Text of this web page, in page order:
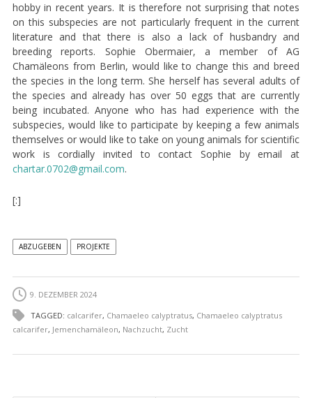
hobby in recent years. It is therefore not surprising that notes
on this subspecies are not particularly frequent in the current
literature and that there is also a lack of husbandry and
breeding reports. Sophie Obermaier, a member of AG
Chamäleons from Berlin, would like to change this and breed
the species in the long term. She herself has several adults of
the species and already has over 50 eggs that are currently
being incubated. Anyone who has had experience with the
subspecies, would like to participate by keeping a few animals
themselves or would like to take on young animals for scientific
work is cordially invited to contact Sophie by email at
chartar.0702@gmail.com.
[:]
ABZUGEBEN PROJEKTE
9. DEZEMBER 2024
TAGGED: calcarifer, Chamaeleo calyptratus, Chamaeleo calyptratus
calcarifer, Jemenchamäleon, Nachzucht, Zucht